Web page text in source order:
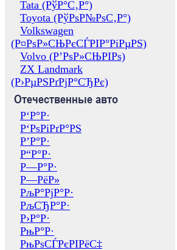
Tata (РўР°С‚Р°)
Toyota (РўРѕР№РѕС‚Р°)
Volkswagen
(Р¤РѕР»СЊРєСЃРІР°РіРµРЅ)
Volvo (Р’РѕР»СЊРІРѕ)
ZX Landmark
(Р›РµРЅРґРјР°СЂРє)
Отечественные авто
Р‘Р°Р·
Р‘РѕРіРґР°РЅ
Р’Р°Р·
Р“Р°Р·
Р—Р°Р·
Р—РёР»
РљР°РјР°Р·
РљСЂР°Р·
Р›Р°Р·
РњР°Р·
РњРѕСЃРєРІРёС‡